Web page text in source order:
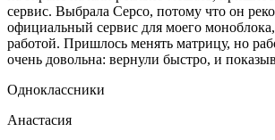
сервис. Выбрала Серсо, потому что он
официальный сервис для моего
работой. Пришлось менять матрицу, но
очень довольна: вернули быстро, и
Одноклассники
Анастасия